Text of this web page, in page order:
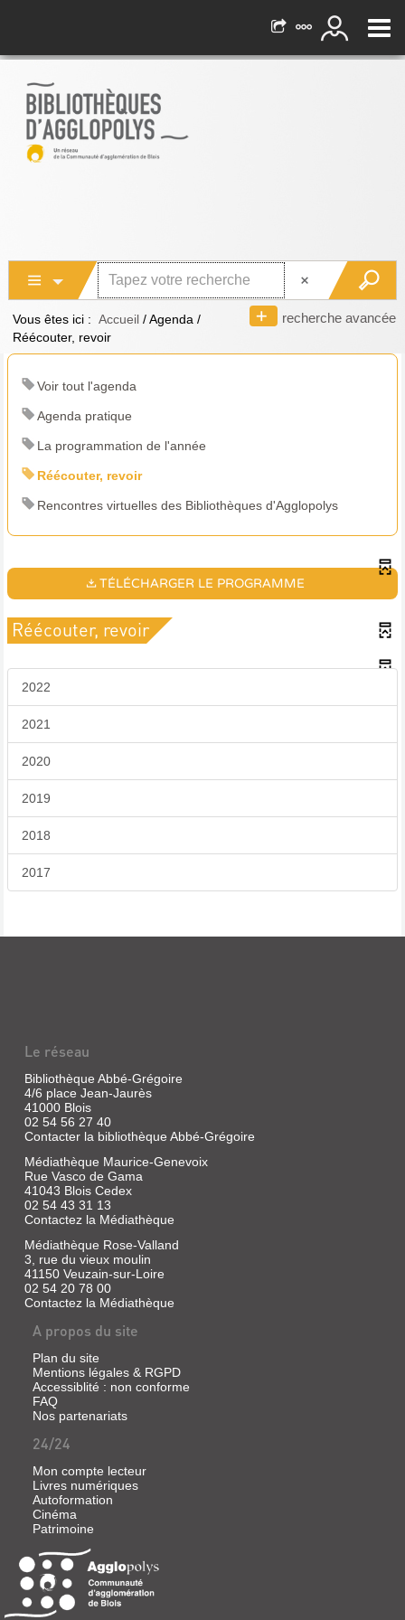
recherche avancée
Vous êtes ici : Accueil /Agenda /
Réécouter, revoir
Voir tout l'agenda
Agenda pratique
La programmation de l'année
Réécouter, revoir
Rencontres virtuelles des Bibliothèques d'Agglopolys
TÉLÉCHARGER LE PROGRAMME
Réécouter, revoir
2022
2021
2020
2019
2018
2017
Le réseau
Bibliothèque Abbé-Grégoire
4/6 place Jean-Jaurès
41000 Blois
02 54 56 27 40
Contacter la bibliothèque Abbé-Grégoire
Médiathèque Maurice-Genevoix
Rue Vasco de Gama
41043 Blois Cedex
02 54 43 31 13
Contactez la Médiathèque
Médiathèque Rose-Valland
3, rue du vieux moulin
41150 Veuzain-sur-Loire
02 54 20 78 00
Contactez la Médiathèque
A propos du site
Plan du site
Mentions légales & RGPD
Accessiblité : non conforme
FAQ
Nos partenariats
24/24
Mon compte lecteur
Livres numériques
Autoformation
Cinéma
Patrimoine